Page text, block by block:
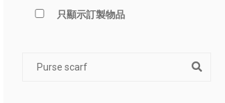
只顯示訂製物品